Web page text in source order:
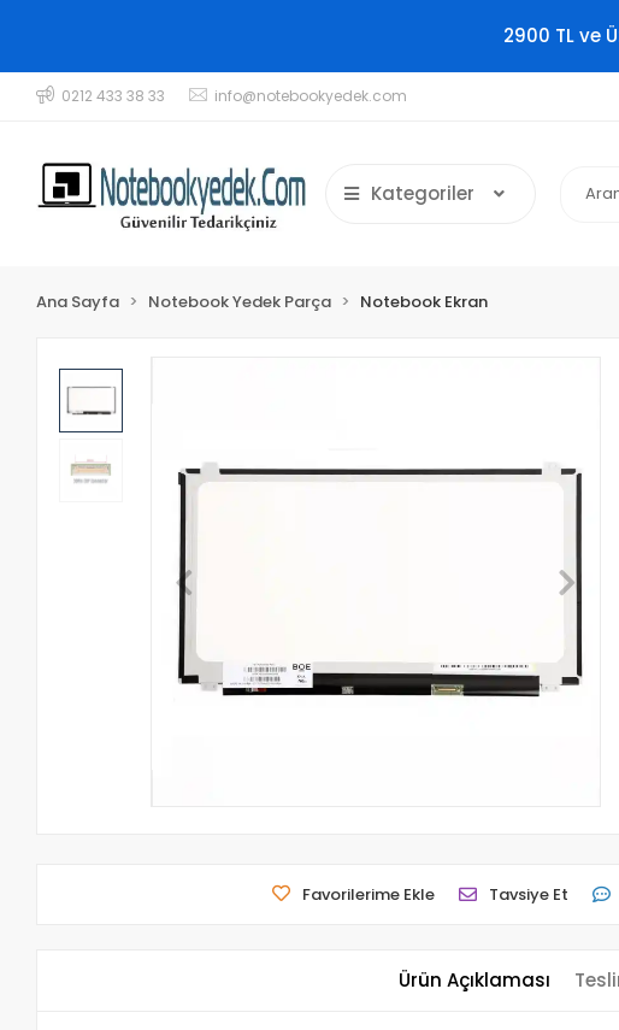
2900 TL ve
0212 433 38 33 info@notebookyedek.com
Kategoriler
Ana Sayfa Notebook Yedek Parça Notebook Ekran
Favorilerime Ekle Tavsiye Et
Ürün Açıklaması